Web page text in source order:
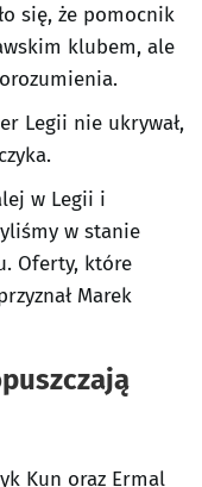
się, że pomocnik
klubem, ale
Legii nie ukrywał,
w Legii i
w stanie
Oferty, które
Marek
Kun oraz Ermal